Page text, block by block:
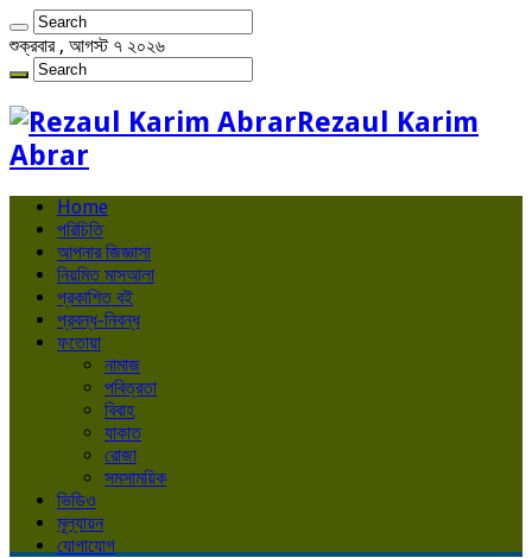
শুক্রবার , আগস্ট ৭ ২০২৬
Rezaul Karim
Abrar
Home
পরিচিতি
আপনার জিজ্ঞাসা
নিয়মিত মাসআলা
প্রকাশিত বই
প্রবন্ধ-নিবন্ধ
ফতোয়া
নামাজ
পবিত্রতা
বিবাহ
যাকাত
রোজা
সমসাময়িক
ভিডিও
মূল্যায়ন
যোগাযোগ